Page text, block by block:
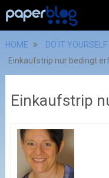
HOME
DO IT YOURSELF
Einkaufstrip nur bedingt
Einkaufstrip